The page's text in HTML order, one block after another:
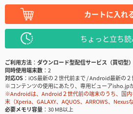
カートに入れ
ちょっと立ち読
ご利用方法
ダウンロード型配信サービス（買切型）
同時使用端末数
2
対応OS
iOS最新の２世代前まで / Android最新の２
※コンテンツの使用にあたり、専用ビューアisho.jp
※Androidは、Android２世代前の端末のうち、国内
末（Xperia、GALAXY、AQUOS、ARROWS、
必要メモリ容量
30 MB以上